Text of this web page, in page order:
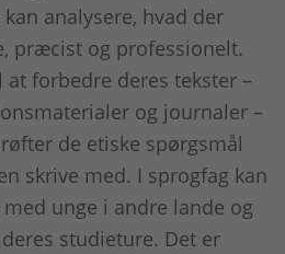
analysere, hvad der
præcist og professionelt.
at forbedre deres tekster –
og journaler –
de etiske spørgsmål
skrive med. I sprogfag kan
unge i andre lande og
studieture. Det er